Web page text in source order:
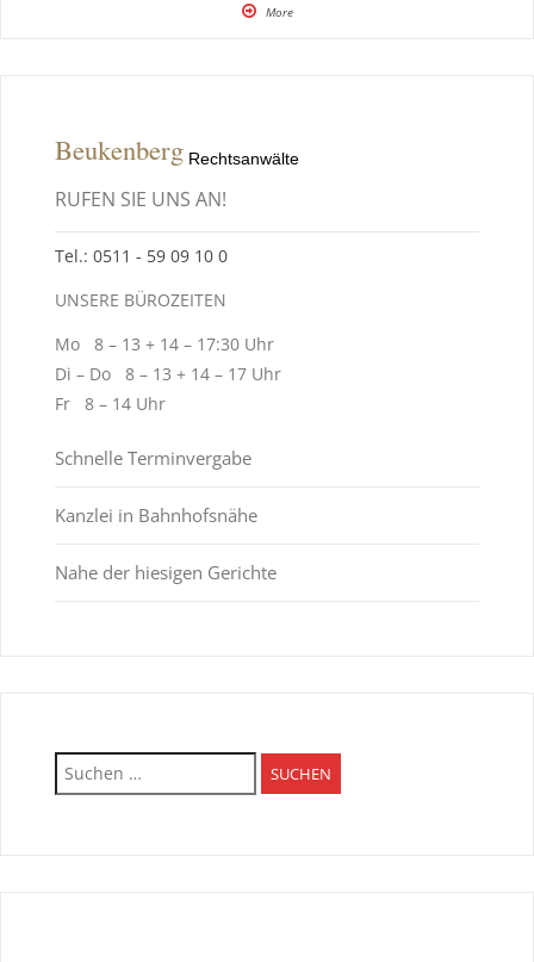
More
Beukenberg Rechtsanwälte
RUFEN SIE UNS AN!
Tel.: 0511 ‑ 59 09 10 0
UNSERE BÜROZEITEN
Mo 8 – 13 + 14 – 17:30 Uhr
Di – Do 8 – 13 + 14 – 17 Uhr
Fr 8 – 14 Uhr
Schnelle Terminvergabe
Kanzlei in Bahnhofsnähe
Nahe der hiesigen Gerichte
Suchen
nach: